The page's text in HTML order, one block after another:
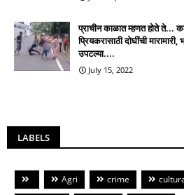
प्राचीन काळात म्हणत होते ते...
प्रियकरासाठी दोघींची
उपटल्या....
July 15, 2022
LABELS
Agri crime